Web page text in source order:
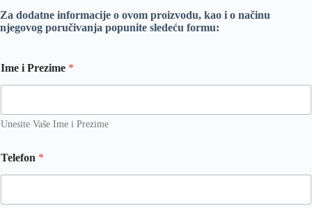
Za dodatne informacije o ovom proizvodu, kao i o načinu
njegovog poručivanja popunite sledeću formu:
Ime i Prezime *
Unesite Vaše Ime i Prezime
Telefon *